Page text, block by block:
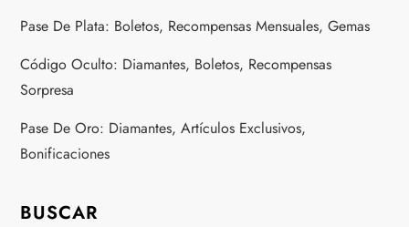
Pase De Plata: Boletos, Recompensas Mensuales, Gemas
Código Oculto: Diamantes, Boletos, Recompensas
Sorpresa
Pase De Oro: Diamantes, Artículos Exclusivos,
Bonificaciones
BUSCAR